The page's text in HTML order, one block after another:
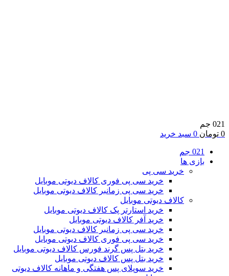
021 جم
0 تومان 0 سبد خرید
021 جم
بازی ها
خرید سی پی
خرید سی پی فوری کالاف دیوتی موبایل
خرید سی پی زمانبر کالاف دیوتی موبایل
کالاف دیوتی موبایل
خرید استارتر پک کالاف دیوتی موبایل
خرید آفر کالاف دیوتی موبایل
خرید سی پی زمانبر کالاف دیوتی موبایل
خرید سی پی فوری کالاف دیوتی موبایل
خرید بتل پس گرند فورس کالاف دیوتی موبایل
خرید بتل پس کالاف دیوتی موبایل
خرید سوپلای پس هفتگی و ماهانه کالاف دیوتی